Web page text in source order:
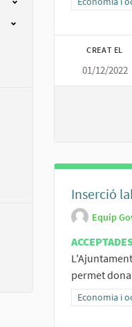
CREAT EL
01/12/2022
Inserció
Equip
permet
Resultats al
Economia i